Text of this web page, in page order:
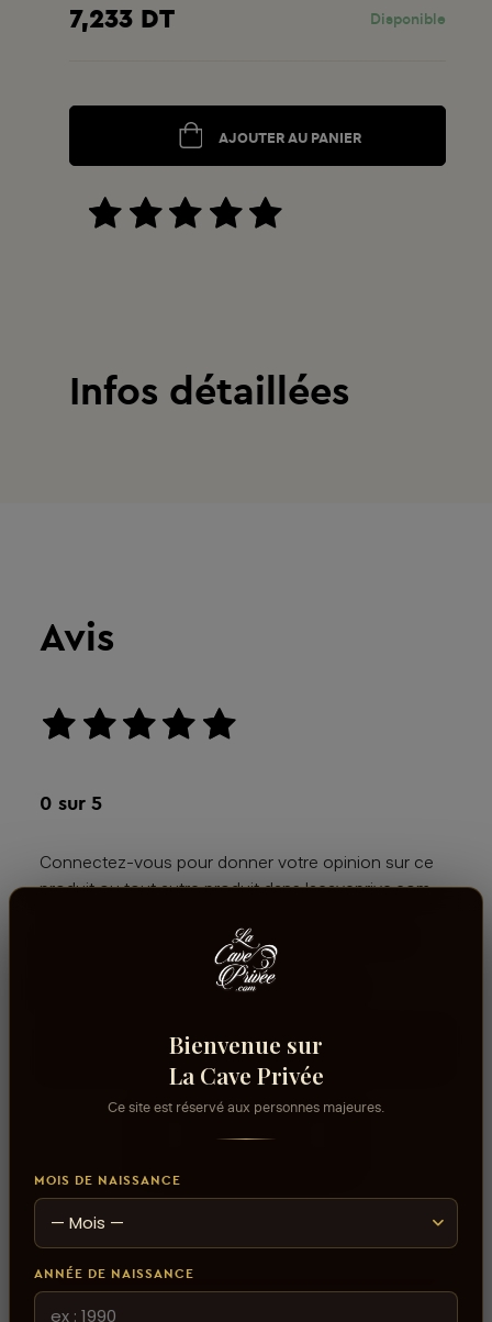
7,233 DT Disponible
AJOUTER AU PANIER
Infos détaillées
Avis
0 sur 5
Connectez-vous pour donner votre opinion sur ce
produit ou tout autre produit dans lacaveprive.com
Les avis que vous soumettez doivent respecter
notre politique de modération.
Voir la politique de modération de la CAVE
Connectez-vous pour donner votre opinion sur ce
produit ou tout autre produit dans lacaveprive.com
Bienvenue sur
La Cave Privée
Ce site est réservé aux personnes majeures.
MOIS DE NAISSANCE
ANNÉE DE NAISSANCE